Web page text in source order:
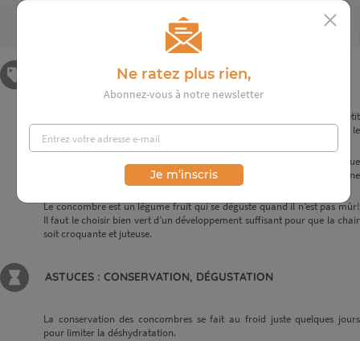
nov.
PARTICULARITÉS
Par les croisements choisis et répétés, les jardiniers ont petit à petit
sélectionné des concombres longs et lisses moins amers que le
concombre originel qui était plus court et épineux.
Contrepartie de ces croisements, le concombre lisse est moins rustique
que le concombre épineux et demande plus de chaleur et donc une
Le concombre est un légume fruit qui se déguste quand il n’est pas mûr!
Il faut le choisir bien vert d’un développement suffisant pour que la chair
soit croquante et juteuse.
ASTUCES : CONSERVATION, DÉGUSTATION
La conservation des concombres se fait au froid juste quelques jours
pour limiter la déshydratation.
Ne ratez plus rien,
Abonnez-vous à notre newsletter
Je m’inscris